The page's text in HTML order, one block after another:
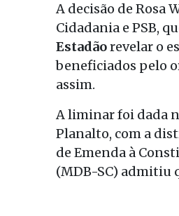
A decisão de Rosa
Cidadania e PSB,
Estadãorevelar o
beneficiados pelo
assim.
A liminar foi dada
Planalto, com a
de Emenda à
(MDB-SC) admitiu